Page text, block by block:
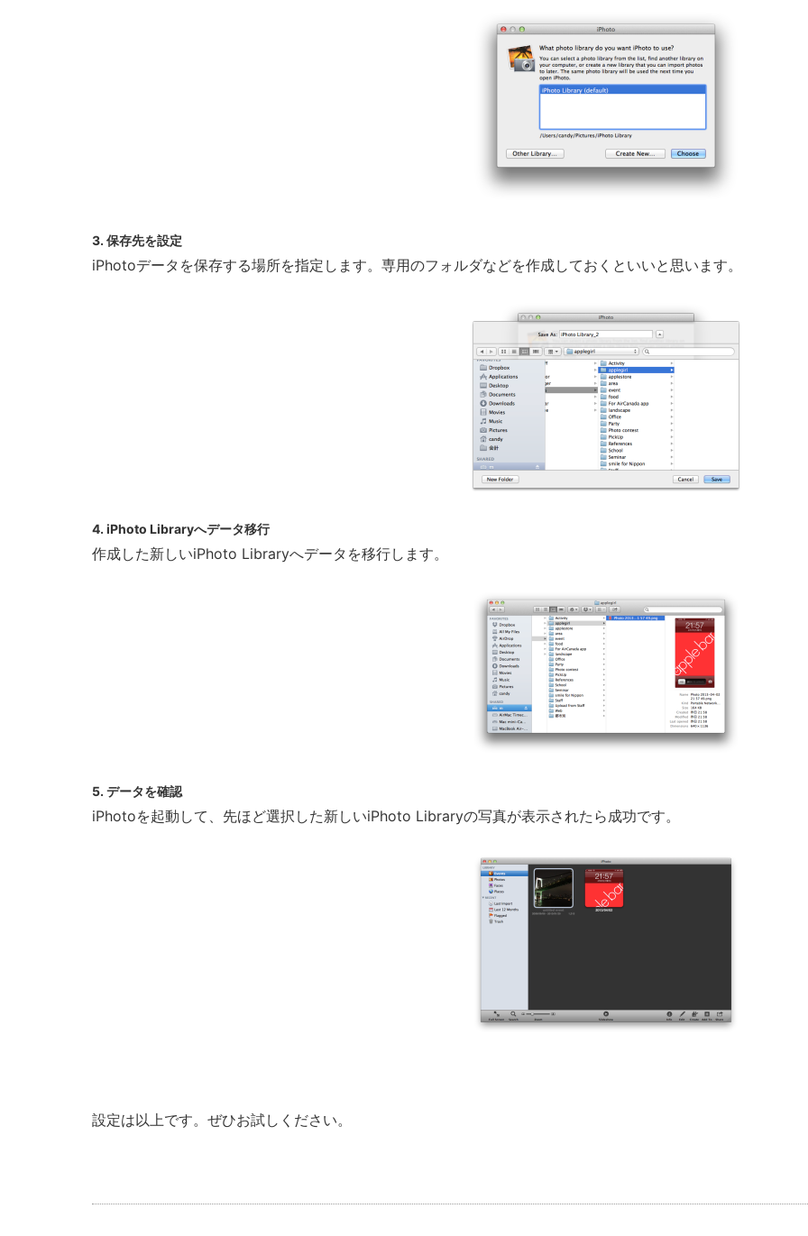
3. 保存先を設定
iPhotoデータを保存する場所を指定します。専用のフォルダなどを作成しておくといいと思います。
4. iPhoto Libraryへデータ移行
作成した新しいiPhoto Libraryへデータを移行します。
5. データを確認
iPhotoを起動して、先ほど選択した新しいiPhoto Libraryの写真が表示されたら成功です。
設定は以上です。ぜひお試しください。